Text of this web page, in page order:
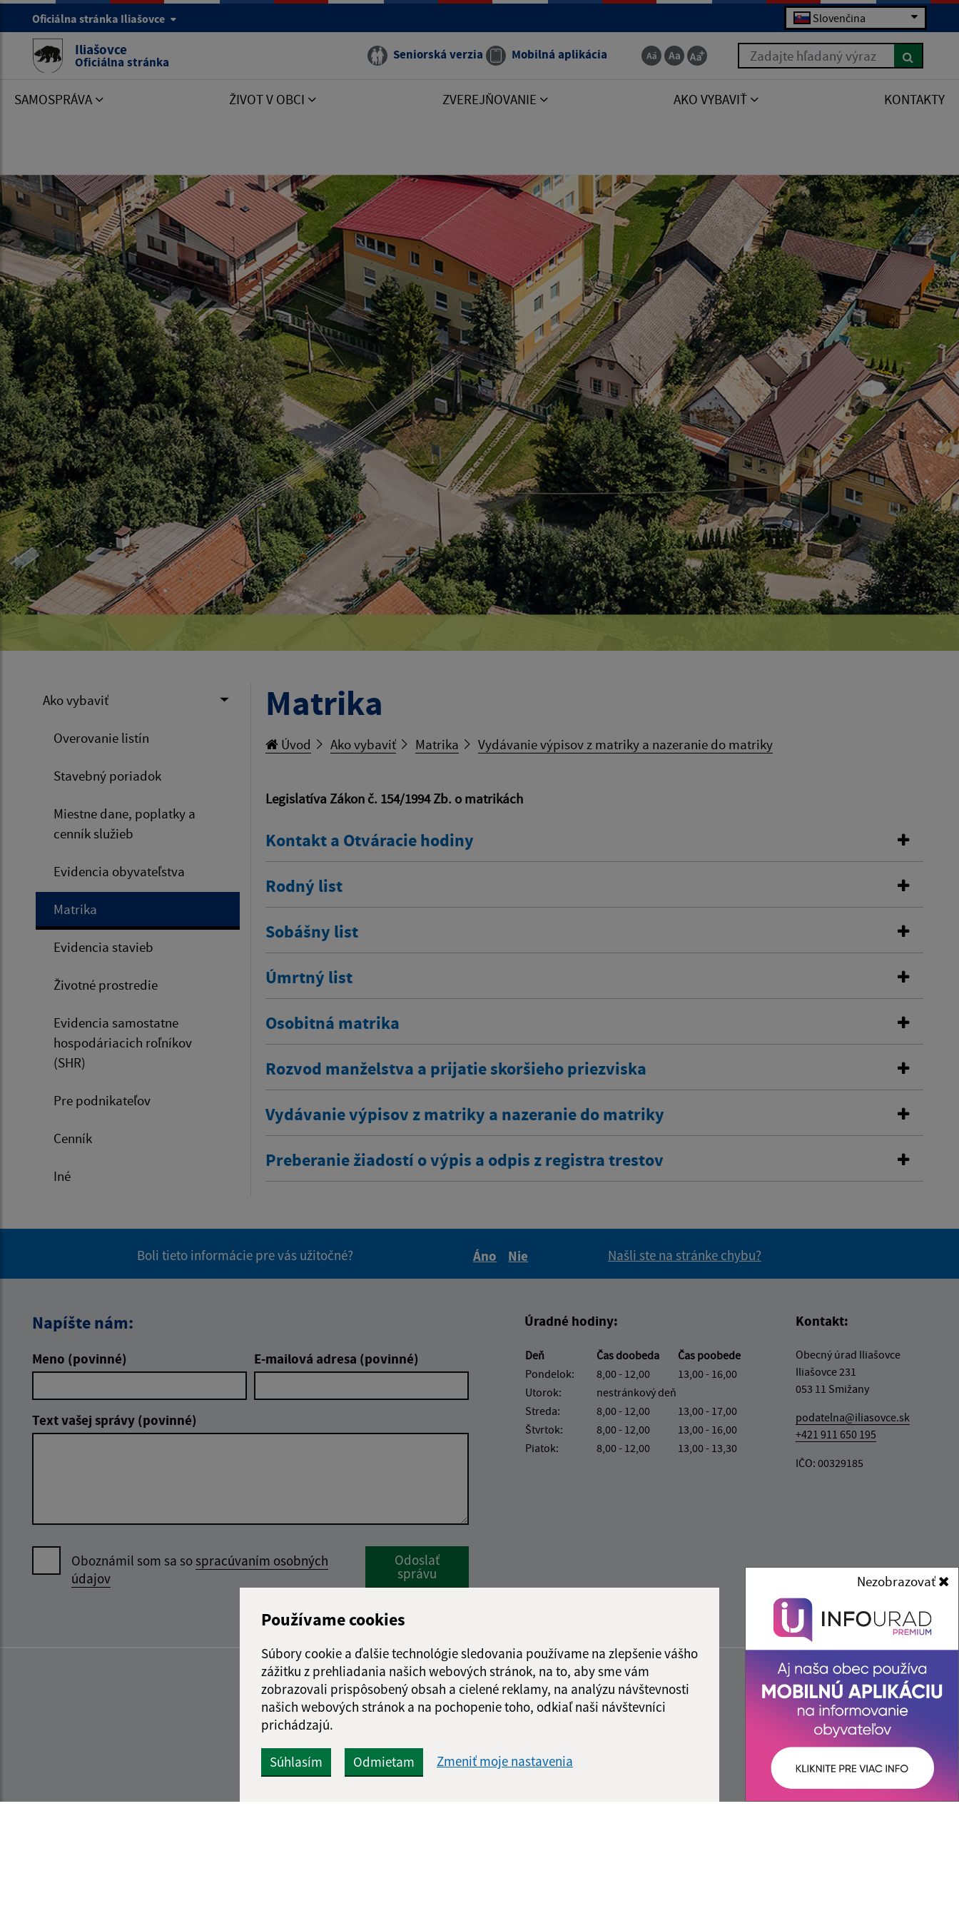
Používame cookies
Súbory cookie a ďalšie technológie sledovania používame na zlepšenie vášho
zážitku z prehliadania našich webových stránok, na to, aby sme vám
zobrazovali prispôsobený obsah a cielené reklamy, na analýzu návštevnosti
našich webových stránok a na pochopenie toho, odkiaľ naši návštevníci
prichádzajú.
Súhlasím Odmietam Zmeniť moje nastavenia
Nezobrazovať
Oficiálna stránka Iliašovce Slovenčina
Iliašovce
Oficiálna stránka Seniorská verzia Mobilná aplikácia Zadajte hľadaný výraz
SAMOSPRÁVA ŽIVOT V OBCI ZVEREJŇOVANIE AKO VYBAVIŤ KONTAKTY
Ako vybaviť
Overovanie listín
Stavebný poriadok
Miestne dane, poplatky a
cenník služieb
Evidencia obyvateľstva
Matrika
Evidencia stavieb
Životné prostredie
Evidencia samostatne
hospodáriacich roľníkov
(SHR)
Pre podnikateľov
Cenník
Iné
Matrika
Úvod Ako vybaviť Matrika Vydávanie výpisov z matriky a nazeranie do matriky
Legislatíva Zákon č. 154/1994 Zb. o matrikách
Kontakt a Otváracie hodiny
Rodný list
Sobášny list
Úmrtný list
Osobitná matrika
Rozvod manželstva a prijatie skoršieho priezviska
Vydávanie výpisov z matriky a nazeranie do matriky
Preberanie žiadostí o výpis a odpis z registra trestov
Boli tieto informácie pre vás užitočné?
Áno
Nie
Našli ste na stránke chybu?
Napíšte nám:
Meno (povinné) E-mailová adresa (povinné)
Text vašej správy (povinné)
Oboznámil som sa sospracúvaním osobných
údajov
Google reCaptcha Response
Odoslať
správu
Úradné hodiny:
Deň Čas doobeda
Čas poobede
Pondelok:
8,00 - 12,00
13,00 - 16,00
Utorok:
nestránkový deň
Streda:
8,00 - 12,00
13,00 - 17,00
Štvrtok:
8,00 - 12,00
13,00 - 16,00
Piatok:
8,00 - 12,00 13,00 - 13,30
Kontakt:
Obecný úrad Iliašovce
Iliašovce 231
053 11 Smižany
podatelna@iliasovce.sk
+421 911 650 195
IČO: 00329185